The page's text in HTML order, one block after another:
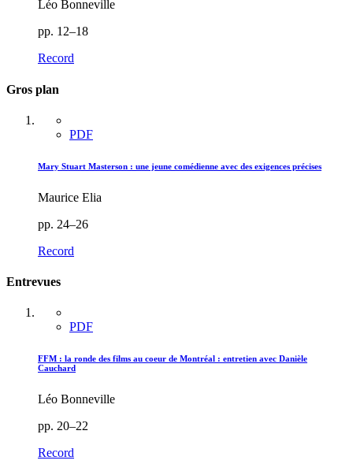
Léo Bonneville
pp. 12–18
Record
Gros plan
PDF
Mary Stuart Masterson : une jeune comédienne avec des exigences précises
Maurice Elia
pp. 24–26
Record
Entrevues
PDF
FFM : la ronde des films au coeur de Montréal : entretien avec Danièle
Cauchard
Léo Bonneville
pp. 20–22
Record